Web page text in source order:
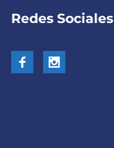
Redes Sociales